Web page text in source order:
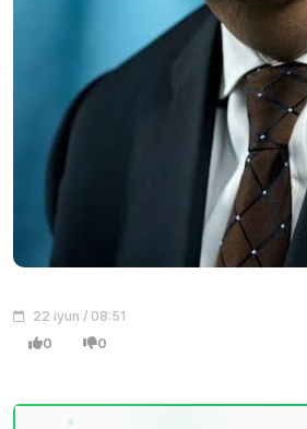
22 iyun / 08:51
0 0